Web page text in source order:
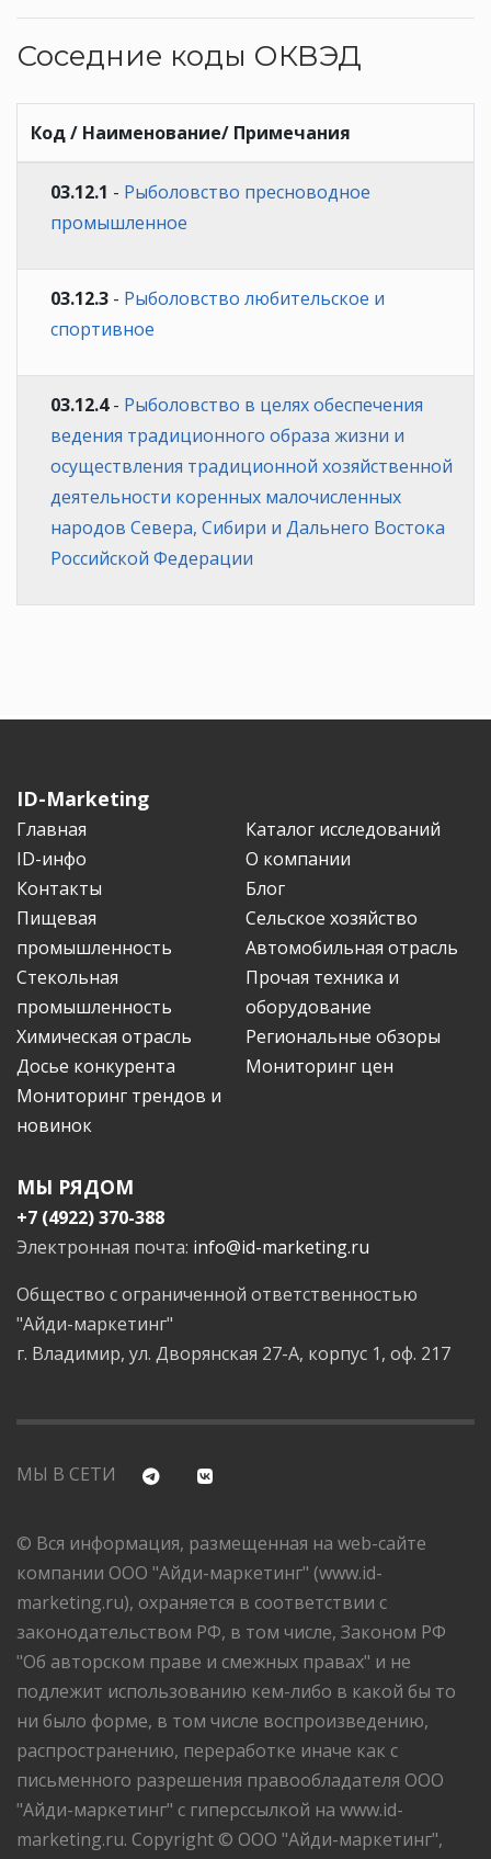
Соседние коды ОКВЭД
Код / Наименование/ Примечания
03.12.1 - Рыболовство пресноводное
промышленное
03.12.3 - Рыболовство любительское и
спортивное
03.12.4- Рыболовство в целях обеспечения
ведения традиционного образа жизни и
осуществления традиционной хозяйственной
деятельности коренных малочисленных
народов Севера, Сибири и Дальнего Востока
Российской Федерации
ID-Marketing
Главная
Каталог исследований
ID-инфо
О компании
Контакты
Блог
Пищевая
промышленность
Сельское хозяйство
Автомобильная отрасль
Стекольная
промышленность
Прочая техника и
оборудование
Химическая отрасль
Региональные обзоры
Досье конкурента
Мониторинг цен
Мониторинг трендов и
новинок
МЫ РЯДОМ
+7 (4922) 370-388
Электронная почта: info@id-marketing.ru
Общество с ограниченной ответственностью
"Айди-маркетинг"
г. Владимир, ул. Дворянская 27-А, корпус 1, оф. 217
МЫ В СЕТИ
© Вся информация, размещенная на web-сайте
компании ООО "Айди-маркетинг" (www.id-
marketing.ru), охраняется в соответствии с
законодательством РФ, в том числе, Законом РФ
"Об авторском праве и смежных правах" и не
подлежит использованию кем-либо в какой бы то
ни было форме, в том числе воспроизведению,
распространению, переработке иначе как с
письменного разрешения правообладателя ООО
"Айди-маркетинг" с гиперссылкой на www.id-
marketing.ru. Copyright © ООО "Айди-маркетинг",